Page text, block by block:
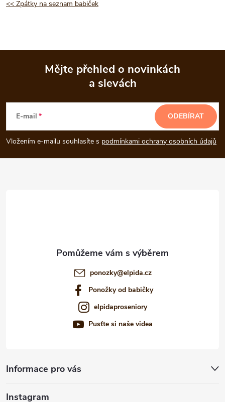
<< Zpátky na seznam babiček
p
a
Mějte přehled o novinkách
a slevách
E-mail
Vložením e-mailu souhlasíte s podmínkami ochrany osobních údajů
ODEBÍRAT
ponozky@elpida.cz
Ponožky od babičky
elpidaproseniory
Pusťte si naše videa
Informace pro vás
Instagram